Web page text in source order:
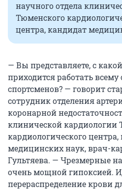
научного отдела
Тюменского
центра, кандидат
— Вы представляете, с
приходится работать
спортсменов? — говорит
сотрудник отделения
коронарной
клинической кардиологии
кардиологического
медицинских наук, врач-
Гультяева. — Чрезмерные
очень мощной гипоксией.
перераспределение крови